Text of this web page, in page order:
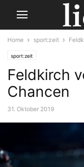
Home sport:zeit
sport:zeit
Feldkirch
Chancen
31. Oktober 2019